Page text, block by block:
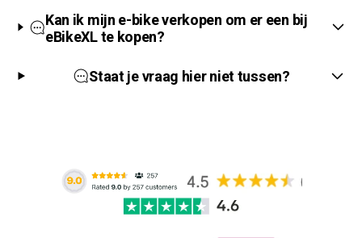
Kan ik mijn e-bike verkopen om er een bij
eBikeXL te kopen?
Staat je vraag hier niet tussen?